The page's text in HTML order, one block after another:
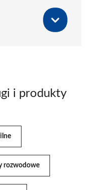
i produkty
rozwodowe